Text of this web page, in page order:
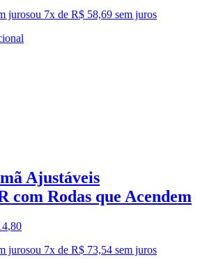
jurosou 7x de R$ 58,69 sem juros
Ajustáveis
Rodas que Acendem
,80
jurosou 7x de R$ 73,54 sem juros